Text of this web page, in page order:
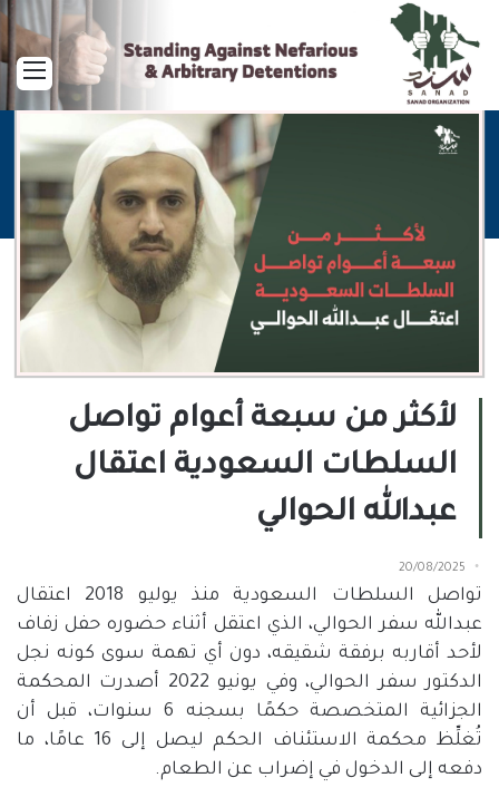
لأكثر من سبعة أعوام تواصل
السلطات السعودية اعتقال
عبدالله الحوالي
20/08/2025
تواصل السلطات السعودية منذ يوليو
اعتقال
عبدالله سفر الحوالي، الذي اعتقل أثناء حضوره حفل زفاف
لأحد أقاربه برفقة شقيقه، دون أي تهمة سوى كونه نجل
الدكتور سفر الحوالي، وفي يونيو
أصدرت المحكمة
الجزائية المتخصصة حكمًا بسجنه
سنوات، قبل أن
تُغلِّظ محكمة الاستئناف الحكم ليصل إلى
عامًا، ما
دفعه إلى الدخول في إضراب عن الطعام.